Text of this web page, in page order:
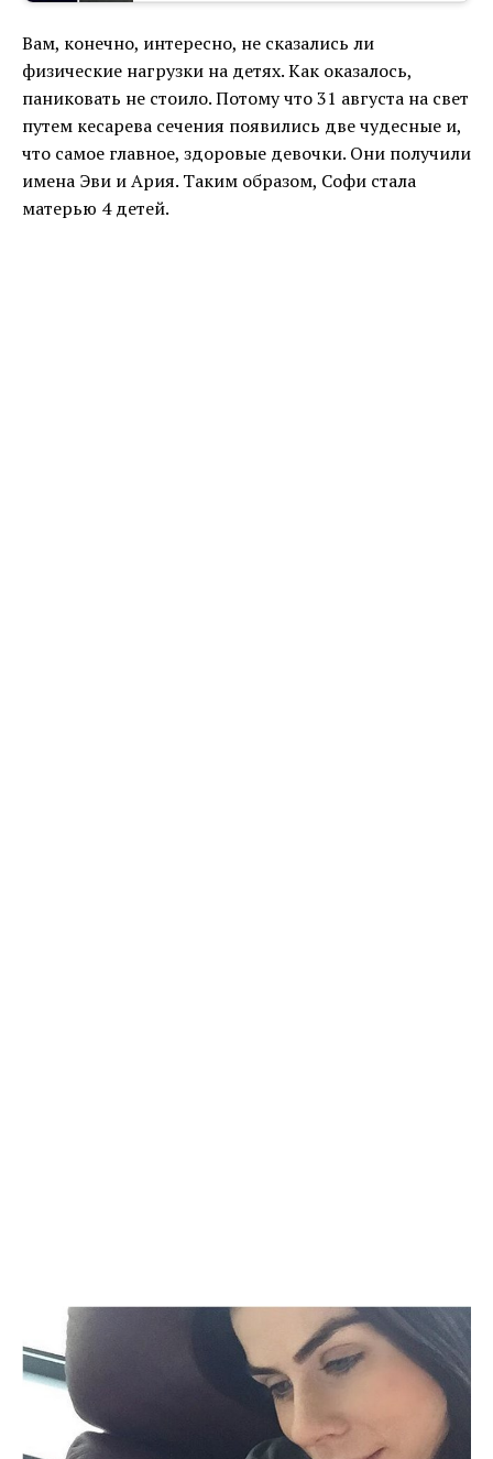
Вам, конечно, интересно, не сказались ли
физические нагрузки на детях. Как оказалось,
паниковать не стоило. Потому что 31 августа на свет
путем кесарева сечения появились две чудесные и,
что самое главное, здоровые девочки. Они получили
имена Эви и Ария. Таким образом, Софи стала
матерью 4 детей.